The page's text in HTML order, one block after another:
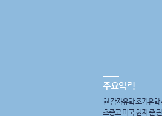
현 감자유학 조기유학
초중고 미국 현지 준